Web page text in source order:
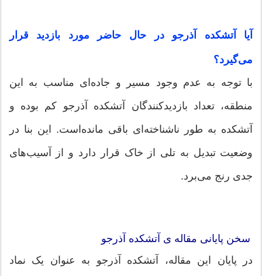
آیا آتشکده آذرجو در حال حاضر مورد بازدید قرار
می‌گیرد؟
با توجه به عدم وجود مسیر و جاده‌ای مناسب به این
منطقه، تعداد بازدیدکنندگان آتشکده آذرجو کم بوده و
آتشکده به طور ناشناخته‌ای باقی مانده‌است. این بنا در
وضعیت تبدیل به تلی از خاک قرار دارد و از آسیب‌های
جدی رنج می‌برد.
سخن پایانی مقاله ی آتشکده آذرجو
در پایان این مقاله، آتشکده آذرجو به عنوان یک نماد